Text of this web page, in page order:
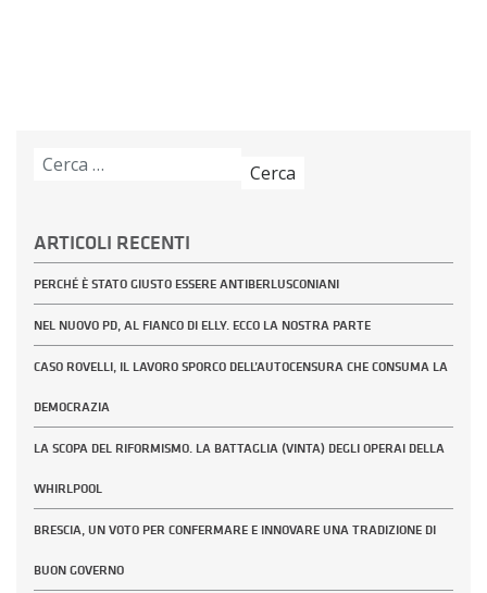
Ricerca
ARTICOLI RECENTI
PERCHÉ È STATO GIUSTO ESSERE ANTIBERLUSCONIANI
NEL NUOVO PD, AL FIANCO DI ELLY. ECCO LA NOSTRA PARTE
CASO ROVELLI, IL LAVORO SPORCO DELL’AUTOCENSURA CHE CONSUMA LA
DEMOCRAZIA
LA SCOPA DEL RIFORMISMO. LA BATTAGLIA (VINTA) DEGLI OPERAI DELLA
WHIRLPOOL
BRESCIA, UN VOTO PER CONFERMARE E INNOVARE UNA TRADIZIONE DI
BUON GOVERNO